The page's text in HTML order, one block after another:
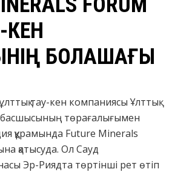
КЕН
БОЛАШАҒЫ
тау-кен компаниясы Ұлттық
басшысының төрағалығымен
құрамында Future Minerals
қатысуда. Ол Сауд
Эр-Риядта төртінші рет өтіп